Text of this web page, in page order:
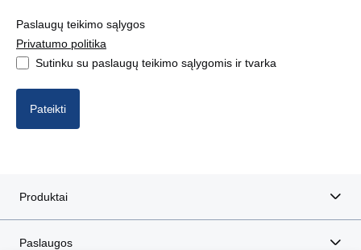
XT specifikacijos sunkvežimio įsigijimas
XT specifikacijos sunkvežimio įsigijimas su finansavimu
draudimu
Paslaugų teikimo sąlygos
Privatumo politika
Sutinku su paslaugų teikimo sąlygomis ir tvarka
Pateikti
Produktai
Paslaugos